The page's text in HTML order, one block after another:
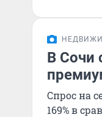
В Сочи
Спрос на
169% в